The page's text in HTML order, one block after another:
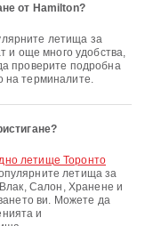
от Hamilton?
летища за
и още много удобства,
проверите подробна
на терминалите.
летище Торонто
летища за
Салон, Хранене и
ви. Можете да
и